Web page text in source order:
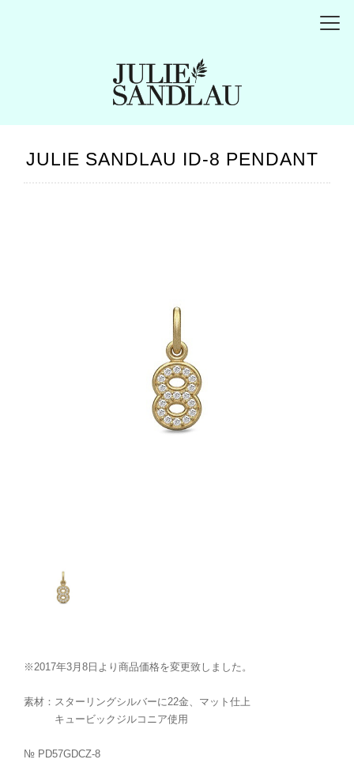
JULIE SANDLAU ID-8 PENDANT
※2017年3月8日より商品価格を変更致しました。
素材：スターリングシルバーに22金、マット仕上
キュービックジルコニア使用
№ PD57GDCZ-8